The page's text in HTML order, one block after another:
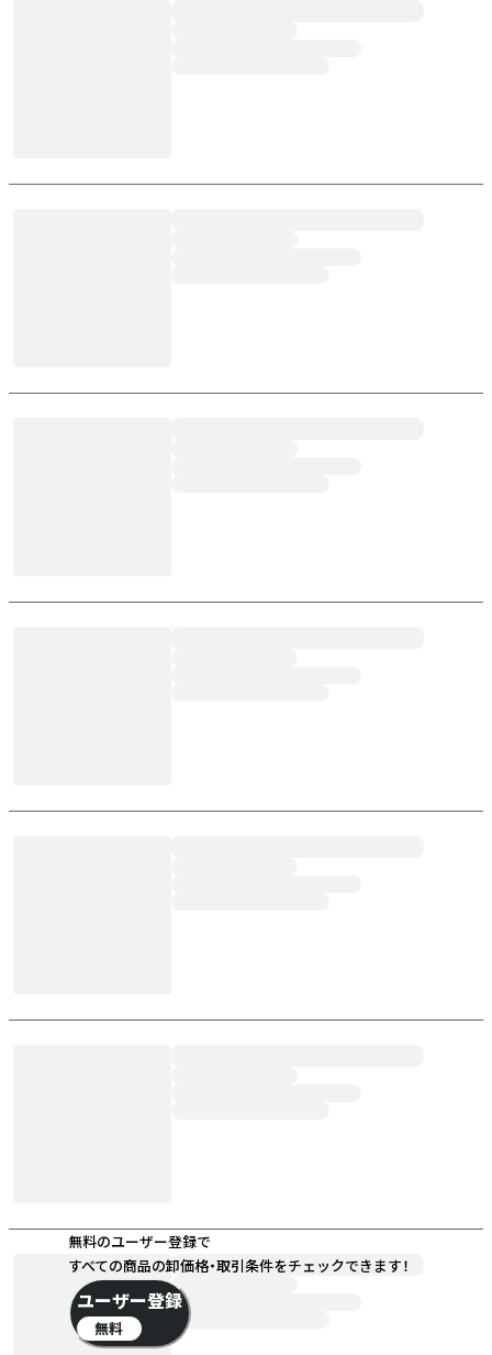
無料のユーザー登録で
すべての商品の卸価格・取引条件をチェックできます！
ユーザー登録
無料